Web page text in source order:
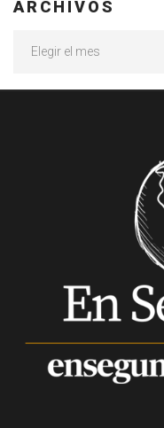
ARCHIVOS